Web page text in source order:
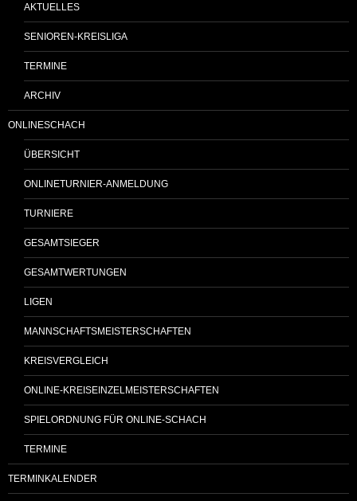
AKTUELLES
SENIOREN-KREISLIGA
TERMINE
ARCHIV
ONLINESCHACH
ÜBERSICHT
ONLINETURNIER-ANMELDUNG
TURNIERE
GESAMTSIEGER
GESAMTWERTUNGEN
LIGEN
MANNSCHAFTSMEISTERSCHAFTEN
KREISVERGLEICH
ONLINE-KREISEINZELMEISTERSCHAFTEN
SPIELORDNUNG FÜR ONLINE-SCHACH
TERMINE
TERMINKALENDER